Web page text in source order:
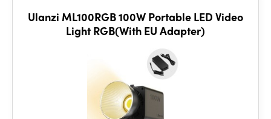
Ulanzi ML100RGB 100W Portable LED Video
Light RGB(With EU Adapter)